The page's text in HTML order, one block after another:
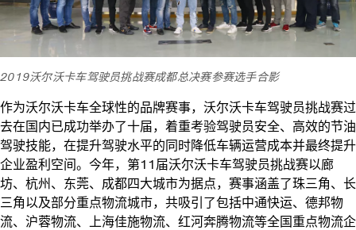
2019沃尔沃卡车驾驶员挑战赛成都总决赛参赛选手合影
作为沃尔沃卡车全球性的品牌赛事，沃尔沃卡车驾驶员挑战赛过
去在国内已成功举办了十届，着重考验驾驶员安全、高效的节油
驾驶技能，在提升驾驶水平的同时降低车辆运营成本并最终提升
企业盈利空间。今年，第11届沃尔沃卡车驾驶员挑战赛以廊
坊、杭州、东莞、成都四大城市为据点，赛事涵盖了珠三角、长
三角以及部分重点物流城市，共吸引了包括中通快运、德邦物
流、沪蓉物流、上海佳施物流、红河奔腾物流等全国重点物流企